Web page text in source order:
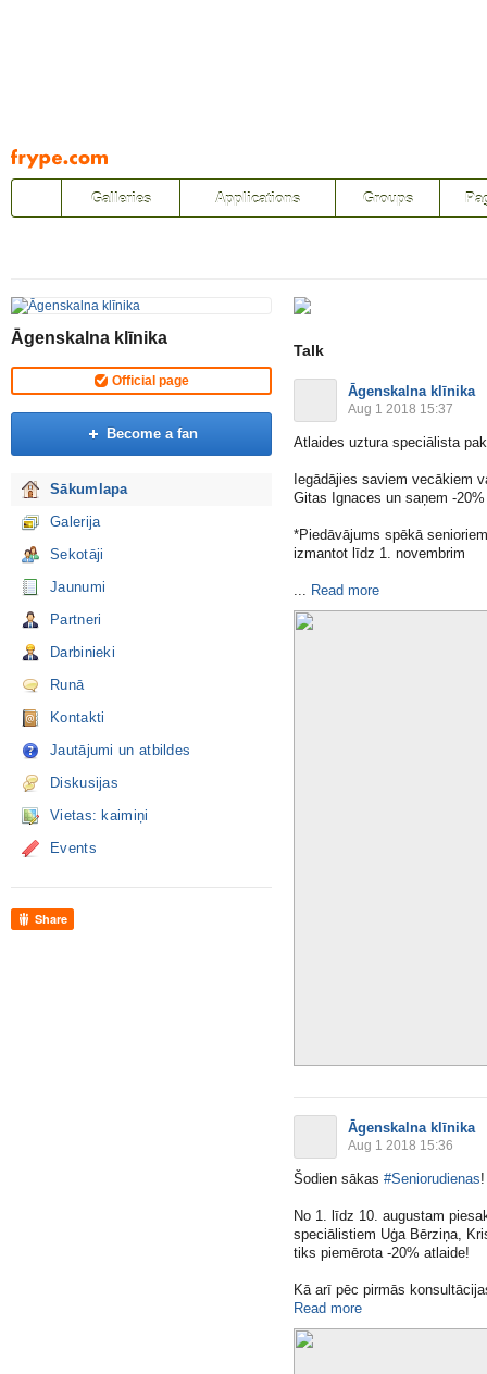
Pāriet
uz
saturu
Galleries Applications Groups
Āgenskalna klīnika
Official page
Become a fan
Sākumlapa
Galerija
Sekotāji
Jaunumi
Partneri
Darbinieki
Runā
Kontakti
Jautājumi un atbildes
Diskusijas
Vietas: kaimiņi
Events
Share
Talk
Āgenskalna klīnika
Aug 1 2018 15:37
Atlaides uztura speciālista
Iegādājies saviem vecākiem
Gitas Ignaces un saņem -
*Piedāvājums spēkā
izmantot līdz 1. novembrim
​... Read more
Āgenskalna klīnika
Aug 1 2018 15:36
Šodien sākas #Seniorudienas!
No 1. līdz 10. augustam
speciālistiem Uģa Bērziņa,
tiks piemērota -20% atlaide!
Kā arī pēc pirmās
Read more